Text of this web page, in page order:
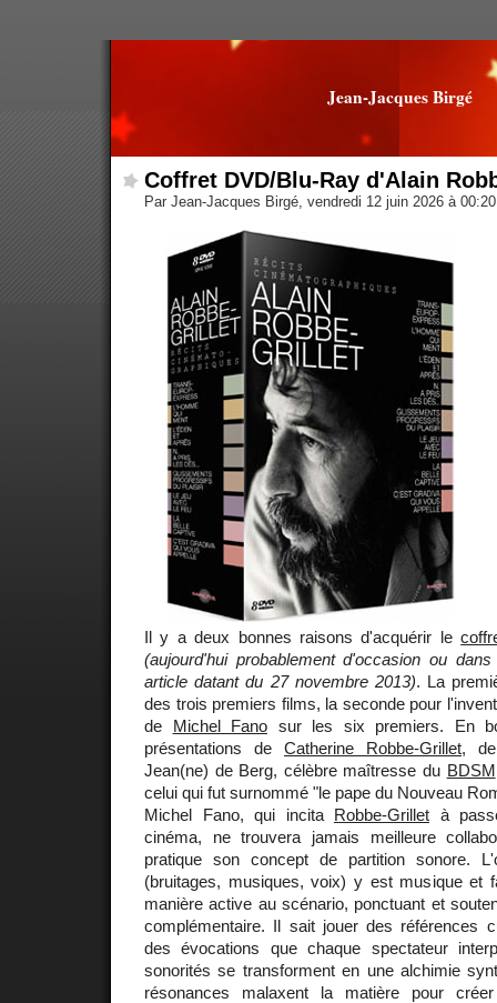
Jean-Jacques Birgé
Coffret DVD/Blu-Ray d'Alain
Par Jean-Jacques Birgé, vendredi 12 juin 2026 à
Il y a deux bonnes raisons d'acquérir le
(aujourd'hui probablement d'occasion ou
article datant du 27 novembre 2013). La
des trois premiers films, la seconde pour
de Michel Fano sur les six premiers. En
présentations de Catherine Robbe-Grillet,
Jean(ne) de Berg, célèbre maîtresse du BDSM
celui qui fut surnommé "le pape du Nouveau
Michel Fano, qui incita Robbe-Grillet à
cinéma, ne trouvera jamais meilleure
pratique son concept de partition sonore.
(bruitages, musiques, voix) y est musique et
manière active au scénario, ponctuant et
complémentaire. Il sait jouer des références
des évocations que chaque spectateur
sonorités se transforment en une alchimie
résonances malaxent la matière pour